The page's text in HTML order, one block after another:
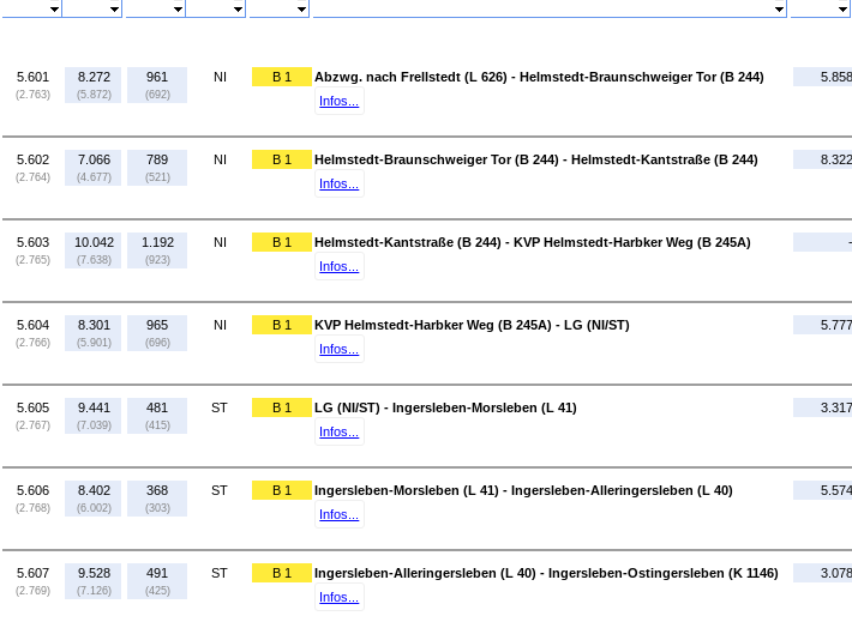
5.601
(2.763)
8.272
(5.872)
961
(692)
NI B 1
Abzwg. nach Frellstedt (L 626) - Helmstedt-Braunschweiger Tor (B 244)
Infos...
5.858
5.602
(2.764)
7.066
(4.677)
789
(521)
NI B 1
Helmstedt-Braunschweiger Tor (B 244) - Helmstedt-Kantstraße (B 244)
Infos...
8.322
5.603
(2.765)
10.042
(7.638)
1.192
(923)
NI B 1
Helmstedt-Kantstraße (B 244) - KVP Helmstedt-Harbker Weg (B 245A)
Infos...
-
5.604
(2.766)
8.301
(5.901)
965
(696)
NI B 1
KVP Helmstedt-Harbker Weg (B 245A) - LG (NI/ST)
Infos...
5.777
5.605
(2.767)
9.441
(7.039)
481
(415)
ST B 1
LG (NI/ST) - Ingersleben-Morsleben (L 41)
Infos...
3.317
5.606
(2.768)
8.402
(6.002)
368
(303)
ST B 1
Ingersleben-Morsleben (L 41) - Ingersleben-Alleringersleben (L 40)
Infos...
5.574
5.607
(2.769)
9.528
(7.126)
491
(425)
ST B 1
Ingersleben-Alleringersleben (L 40) - Ingersleben-Ostingersleben (K 1146)
Infos...
3.078